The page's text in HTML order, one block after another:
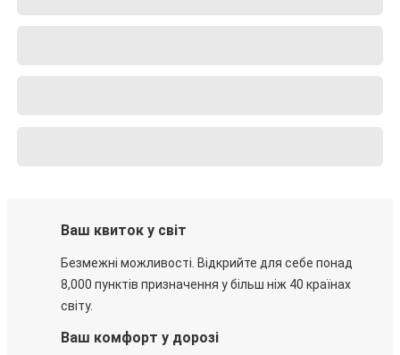
Ваш квиток у світ
Безмежні можливості. Відкрийте для себе понад
8,000 пунктів призначення у більш ніж 40 країнах
світу.
Ваш комфорт у дорозі